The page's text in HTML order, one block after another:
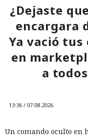
¿Dejaste
encargara
Ya vació
en
a
13:36 / 07.08.2026
Un comando oculto en